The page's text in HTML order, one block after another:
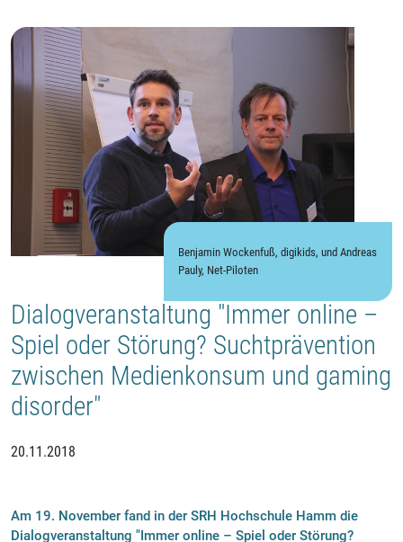
Benjamin Wockenfuß, digikids, und Andreas
Pauly, Net-Piloten
Dialogveranstaltung "Immer online –
Spiel oder Störung? Suchtprävention
zwischen Medienkonsum und gaming
disorder"
20.11.2018
Am 19. November fand in der SRH Hochschule Hamm die
Dialogveranstaltung "Immer online – Spiel oder Störung?